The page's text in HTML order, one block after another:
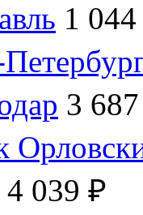
1
3
4 039 ₽